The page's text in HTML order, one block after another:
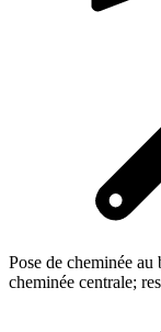
Pose de cheminée
cheminée centrale;